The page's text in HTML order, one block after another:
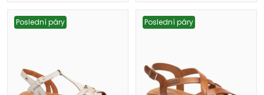
Poslední páry Poslední páry